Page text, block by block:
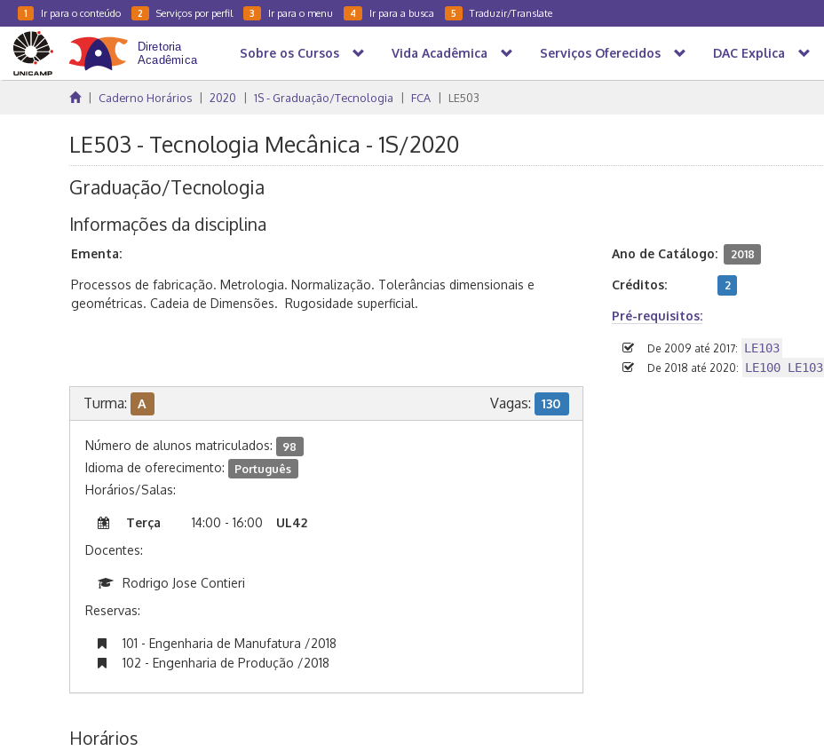
1 Ir para o conteúdo 2 Serviços por perfil 3 Ir para o menu 4 Ir para a busca 5 Traduzir/Translate
Sobre os Cursos Vida Acadêmica Serviços Oferecidos DAC Explica
Caderno Horários 2020 1S - Graduação/Tecnologia FCA LE503
LE503 - Tecnologia Mecânica - 1S/2020
Graduação/Tecnologia
Informações da disciplina
Ementa:
Processos de fabricação. Metrologia. Normalização. Tolerâncias dimensionais e
geométricas. Cadeia de Dimensões. Rugosidade superficial.
Ano de Catálogo: 2018
Créditos: 2
Pré-requisitos:
De 2009 até 2017: LE103
De 2018 até 2020: LE100 LE103
Turma: A Vagas: 130
Número de alunos matriculados: 98
Idioma de oferecimento: Português
Horários/Salas:
Terça 14:00 - 16:00
UL42
Docentes:
Rodrigo Jose Contieri
Reservas:
101 - Engenharia de Manufatura /2018
102 - Engenharia de Produção /2018
Horários